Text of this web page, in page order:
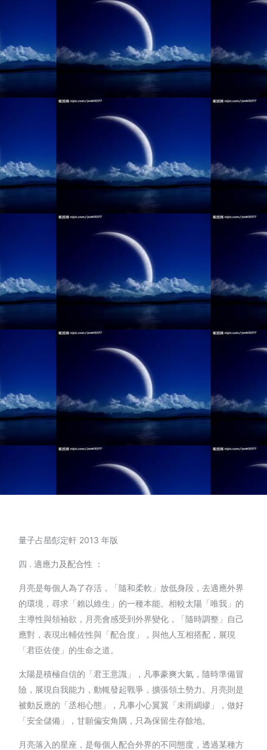
量子占星∕彭定軒 2013 年版
四 . 適應力及配合性 ：
月亮是每個人為了存活，「隨和柔軟」放低身段，去適應外界
的環境，尋求「賴以維生」的一種本能。相較太陽「唯我」的
主導性與領袖欲，月亮會感受到外界變化，「隨時調整」自己
應對，表現出輔佐性與「配合度」，與他人互相搭配，展現
「君臣佐使」的生命之道。
太陽是積極自信的「君王意識」，凡事豪爽大氣，隨時準備冒
險，展現自我能力，動輒發起戰爭，擴張領土勢力。月亮則是
被動反應的「丞相心態」，凡事小心翼翼「未雨綢繆」，做好
「安全儲備」，甘願偏安角隅，只為保留生存餘地。
月亮落入的星座，是每個人配合外界的不同態度，透過某種方